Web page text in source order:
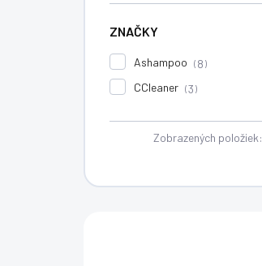
ZNAČKY
Ashampoo
8
CCleaner
3
Zobrazených položiek: